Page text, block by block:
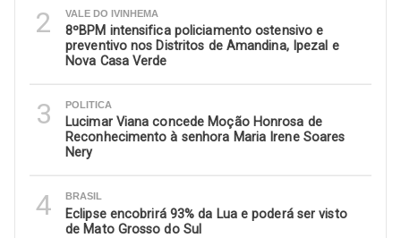
2 VALE DO IVINHEMA
8ºBPM intensifica policiamento ostensivo e
preventivo nos Distritos de Amandina, Ipezal e
Nova Casa Verde
3 POLITICA
Lucimar Viana concede Moção Honrosa de
Reconhecimento à senhora Maria Irene Soares
Nery
4 BRASIL
Eclipse encobrirá 93% da Lua e poderá ser visto
de Mato Grosso do Sul